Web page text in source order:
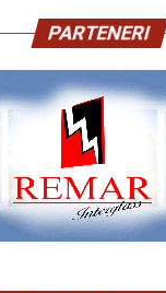
PARTENERI